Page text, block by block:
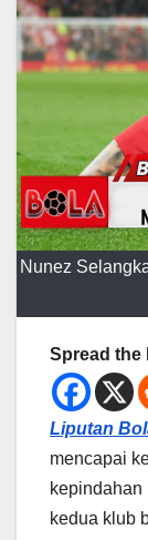
Nunez
Spread the
Liputan
mencapai
kedua klub